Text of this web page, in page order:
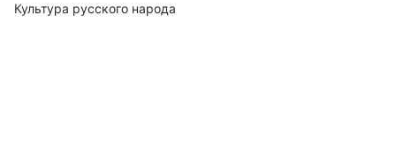
Культура русского народа